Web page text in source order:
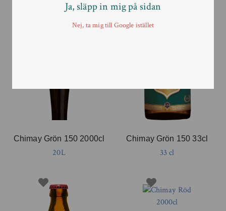
Chimay Grön 150 2000cl
20L
Chimay Grön 150 33cl
33 cl
Ja, släpp in mig på sidan
Nej, ta mig till Google istället